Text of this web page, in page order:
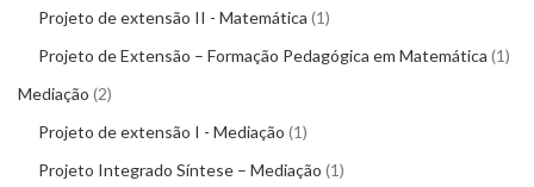
Projeto de extensão II - Matemática 1
Projeto de Extensão – Formação Pedagógica em Matemática 1
Mediação 2
Projeto de extensão I - Mediação 1
Projeto Integrado Síntese – Mediação 1